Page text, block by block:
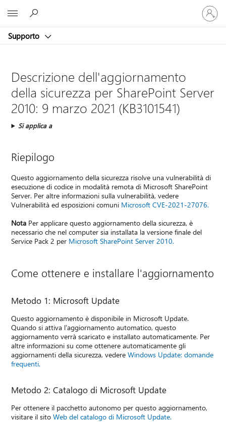
Supporto
Accedi
con
il
account
Descrizione dell'aggiornamento
della sicurezza per SharePoint Server
2010: 9 marzo 2021 (KB3101541)
Si applica a
Riepilogo
Questo aggiornamento della sicurezza risolve una vulnerabilità di
esecuzione di codice in modalità remota di Microsoft SharePoint
Server. Per altre informazioni sulla vulnerabilità, vedere
Vulnerabilità ed esposizioni comuni Microsoft CVE-2021-27076.
Nota Per applicare questo aggiornamento della sicurezza, è
necessario che nel computer sia installata la versione finale del
Service Pack 2 per Microsoft SharePoint Server 2010.
Come ottenere e installare l'aggiornamento
Metodo 1: Microsoft Update
Questo aggiornamento è disponibile in Microsoft Update.
Quando si attiva l'aggiornamento automatico, questo
aggiornamento verrà scaricato e installato automaticamente. Per
altre informazioni su come ottenere automaticamente gli
aggiornamenti della sicurezza, vedereWindows Update: domande
frequenti.
Metodo 2: Catalogo di Microsoft Update
Per ottenere il pacchetto autonomo per questo aggiornamento,
visitare il sitoWeb del catalogo di Microsoft Update.